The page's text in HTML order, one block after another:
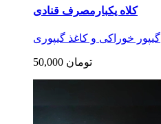
کلاه یکبارمصرف قنادی
گیپور خوراکی و کاغذ گیپوری
50,000 تومان